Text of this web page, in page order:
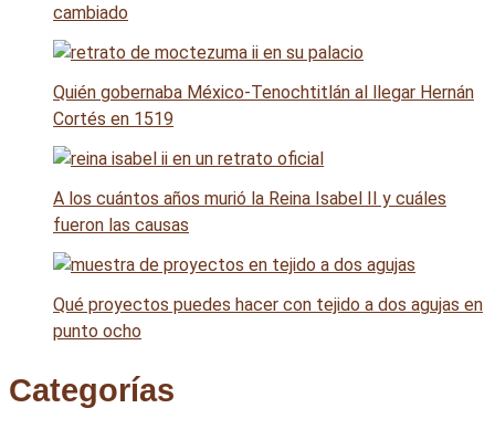
cambiado
Quién gobernaba México-Tenochtitlán al llegar Hernán
Cortés en 1519
A los cuántos años murió la Reina Isabel II y cuáles
fueron las causas
Qué proyectos puedes hacer con tejido a dos agujas en
punto ocho
Categorías